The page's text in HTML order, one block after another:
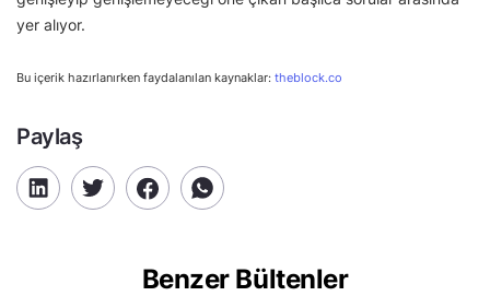
yer alıyor.
Bu içerik hazırlanırken faydalanılan kaynaklar: theblock.co
Paylaş
Benzer Bültenler